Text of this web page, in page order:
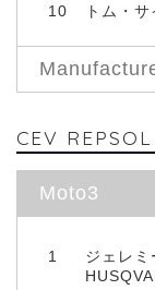
10 トム・
CEV
Moto3
1
ジェレミ